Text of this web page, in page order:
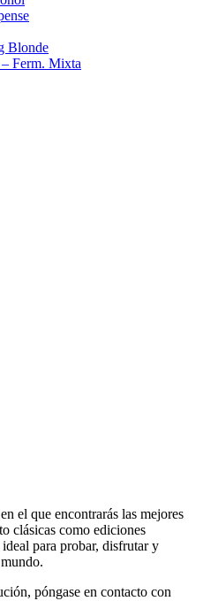
Blonde
Ferm. Mixta
el que encontrarás las mejores
clásicas como ediciones
para probar, disfrutar y
póngase en contacto con